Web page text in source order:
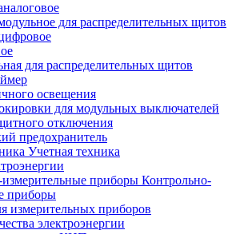
для распределительных щитов
для распределительных щитов
освещения
для модульных выключателей
отключения
предохранитель
Учетная техника
Контрольно-
приборы
измерительных приборов
электроэнергии